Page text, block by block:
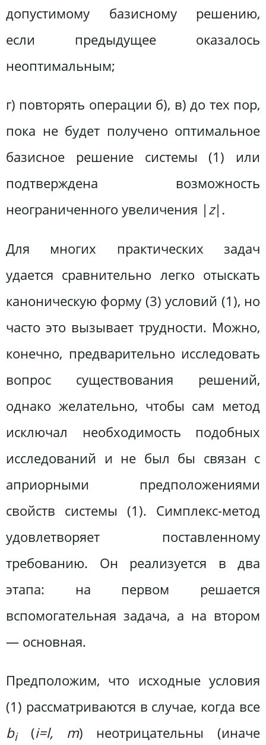
допустимому базисному решению,
если предыдущее оказалось
неоптимальным;
г) повторять операции б), в) до тех пор,
пока не будет получено оптимальное
базисное решение системы (1) или
подтверждена возможность
неограниченного увеличения |z| .
Для многих практических задач
удается сравнительно легко отыскать
каноническую форму (3) условий (1), но
часто это вызывает трудности. Можно,
конечно, предварительно исследовать
вопрос существования решений,
однако желательно, чтобы сам метод
исключал необходимость подобных
исследований и не был бы связан с
априорными предположениями
свойств системы (1). Симплекс-метод
удовлетворяет поставленному
требованию. Он реализуется в два
этапа: на первом решается
вспомогательная задача, а на втором
— основная.
Предположим, что исходные условия
(1) рассматриваются в случае, когда все
bi (i=l, m) неотрицательны (иначе